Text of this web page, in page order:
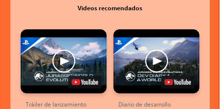
Videos recomendados
Tráiler de lanzamiento Diario de desarrollo